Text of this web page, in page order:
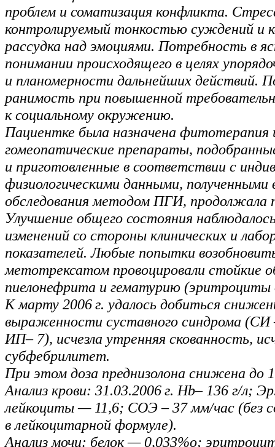
проблем и соматизация конфликта.
контролируемый тонкостью суждений и
рассудка над эмоциями. Потребность в
понимании происходящего в целях
и планомерности дальнейших действий.
ранимость при повышенной
к социальному окружению.
Пациентке была назначена фитотерапия
гомеопатические препараты,
и приготовленные в соответствии с
физиологическими данными, полученными
обследования методом ПГИ,
Улучшение общего состояния
изменений со стороны клинических и
показателей. Любые попытки
метотрексатом провоцировали стойкие
пиелонефрита и гематурию (эритроциты
К марту 2006 г. удалось добиться
выраженности суставного синдрома
ИП– 7), исчезла утренняя скованность,
субфебрилитет.
При этом доза преднизолона снижена до
Анализ крови: 31.03.2006 г. Hb– 136 г/л;
лейкоциты — 11,6; СОЭ – 37 мм/час (без
в лейкоцитарной формуле).
Анализ мочи: белок — 0,033%о;